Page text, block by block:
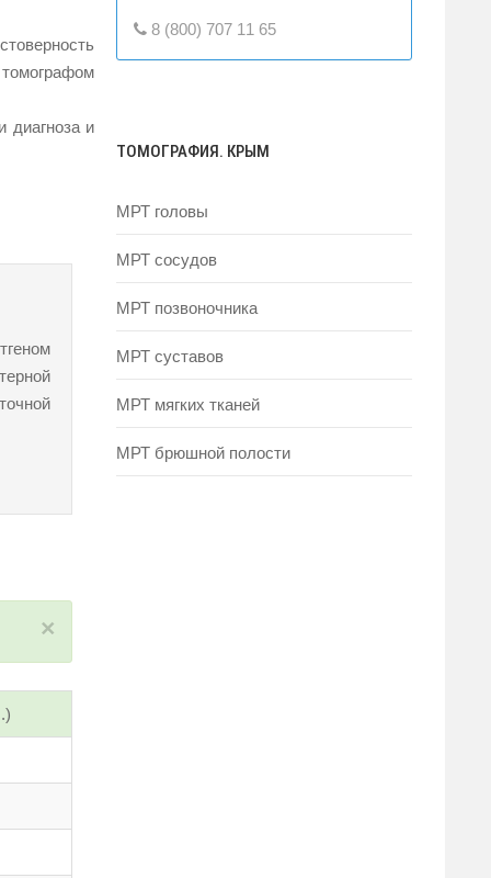
диагноза и
×
8 (800) 707 11 65
ТОМОГРАФИЯ. КРЫМ
МРТ головы
МРТ сосудов
МРТ позвоночника
МРТ суставов
МРТ мягких тканей
МРТ брюшной полости